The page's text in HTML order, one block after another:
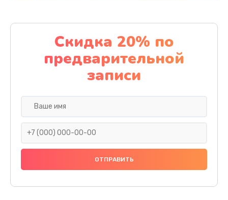
Заказать
Замена полифонического динамика
390 руб.
Заказать
Сбор/Разбор
Скидка 20% по
предварительной
записи